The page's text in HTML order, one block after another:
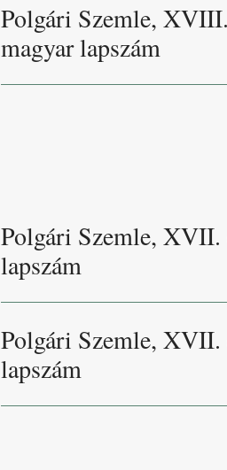
Polgári Szemle,
magyar lapszám
Polgári Szemle,
lapszám
Polgári Szemle,
lapszám